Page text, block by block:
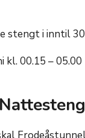
stengt i inntil
kl. 00.15 – 05.00